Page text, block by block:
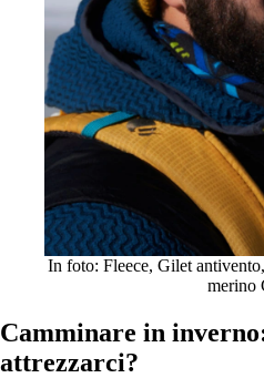
In foto: Fleece, Gilet
merino
Camminare in
attrezzarci?